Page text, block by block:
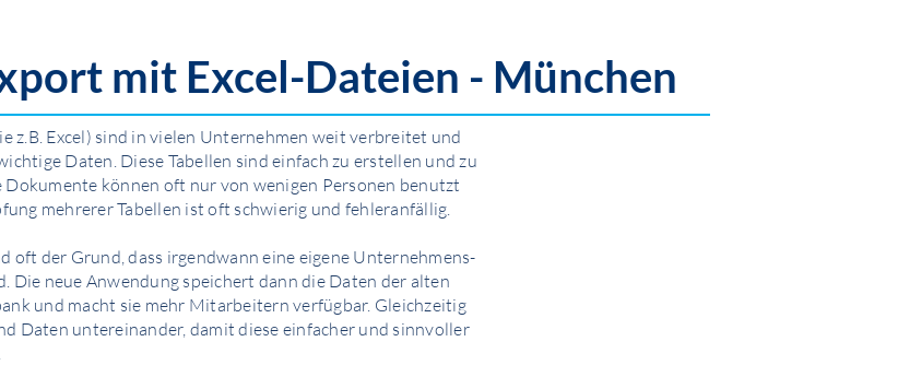
mit Excel-Dateien - München
z.B. Excel) sind in vielen Unternehmen weit verbreitet und
Daten. Diese Tabellen sind einfach zu erstellen und zu
können oft nur von wenigen Personen benutzt
mehrerer Tabellen ist oft schwierig und fehleranfällig.
oft der Grund, dass irgendwann eine eigene Unternehmens­
Die neue Anwendung speichert dann die Daten der alten
und macht sie mehr Mitarbeitern verfügbar. Gleichzeitig
Daten untereinander, damit diese einfacher und sinnvoller